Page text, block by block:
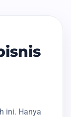
ini. Hanya